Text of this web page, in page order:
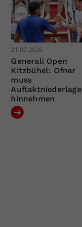
21.07.2026
Generali Open
Kitzbühel: Ofner
muss
Auftaktniederlage
hinnehmen